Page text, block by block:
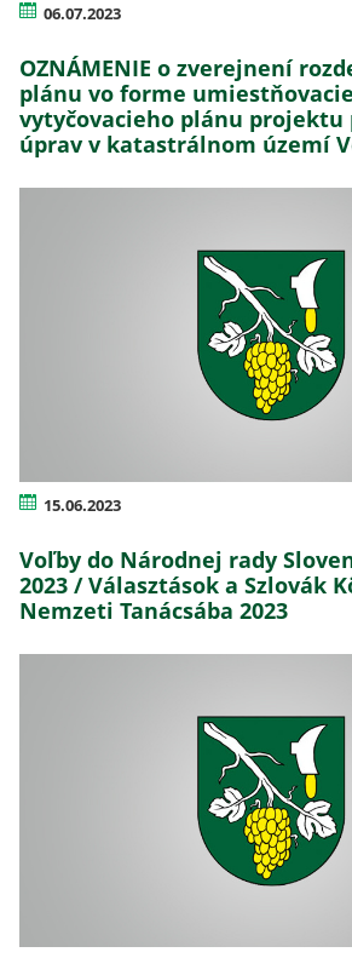
06.07.2023
OZNÁMENIE o zverejnení
plánu vo forme
vytyčovacieho plánu projektu
úprav v katastrálnom území
15.06.2023
Voľby do Národnej rady
2023 / Választások a Szlovák
Nemzeti Tanácsába 2023